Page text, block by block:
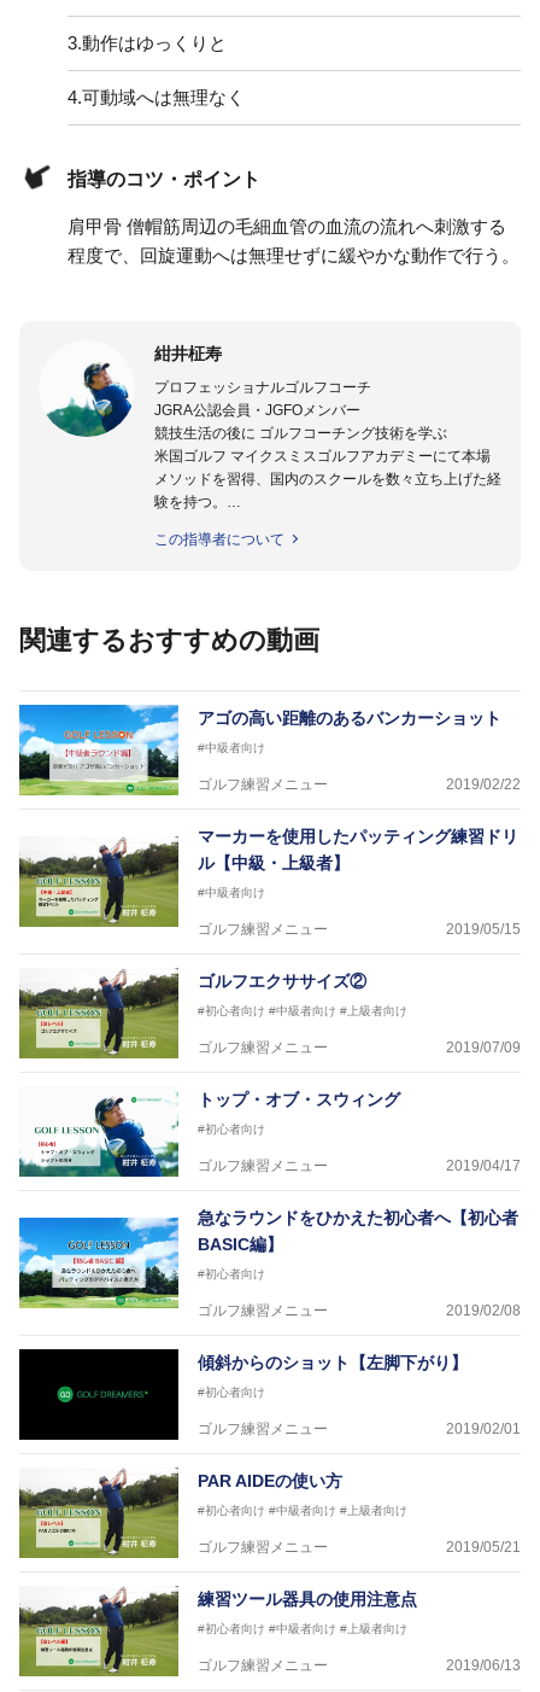
3.動作はゆっくりと
4.可動域へは無理なく
指導のコツ・ポイント
肩甲骨 僧帽筋周辺の毛細血管の血流の流れへ刺激する
程度で、回旋運動へは無理せずに緩やかな動作で行う。
紺井柾寿
プロフェッショナルゴルフコーチ
JGRA公認会員・JGFOメンバー
競技生活の後に ゴルフコーチング技術を学ぶ
米国ゴルフ マイクスミスゴルフアカデミーにて本場
メソッドを習得、国内のスクールを数々立ち上げた経
験を持つ。
考え、個別に適合する本質を 効率的に理論立てなが
この指導者について
関連するおすすめの動画
アゴの高い距離のあるバンカーショット
#中級者向け
ゴルフ練習メニュー 2019/02/22
マーカーを使用したパッティング練習ドリ
ル【中級・上級者】
#中級者向け
ゴルフ練習メニュー 2019/05/15
ゴルフエクササイズ②
#初心者向け #中級者向け #上級者向け
ゴルフ練習メニュー 2019/07/09
トップ・オブ・スウィング
#初心者向け
ゴルフ練習メニュー 2019/04/17
急なラウンドをひかえた初心者へ【初心者
BASIC編】
#初心者向け
ゴルフ練習メニュー 2019/02/08
傾斜からのショット【左脚下がり】
#初心者向け
ゴルフ練習メニュー 2019/02/01
PAR AIDEの使い方
#初心者向け #中級者向け #上級者向け
ゴルフ練習メニュー 2019/05/21
練習ツール器具の使用注意点
#初心者向け #中級者向け #上級者向け
ゴルフ練習メニュー 2019/06/13